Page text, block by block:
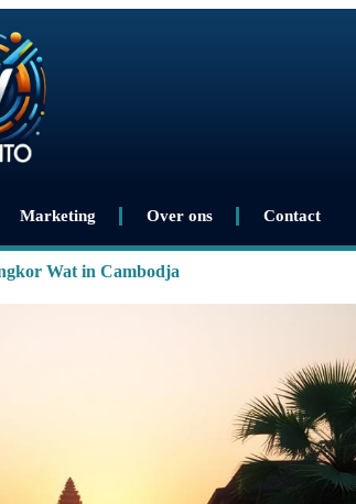
Marketing Over ons Contact
Wat in Cambodja